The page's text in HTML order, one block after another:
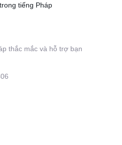
tiếng Pháp
thắc mắc và hỗ trợ bạn